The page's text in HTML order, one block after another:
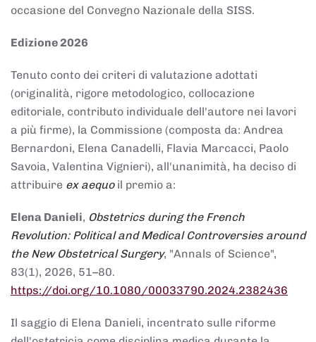
occasione del Convegno Nazionale della SISS.
Edizione 2026
Tenuto conto dei criteri di valutazione adottati
(originalità, rigore metodologico, collocazione
editoriale, contributo individuale dell'autore nei lavori
a più firme), la Commissione (composta da: Andrea
Bernardoni, Elena Canadelli, Flavia Marcacci, Paolo
Savoia, Valentina Vignieri), all'unanimità, ha deciso di
attribuire ex aequoil premio a:
Elena Danieli, Obstetrics during the French
Revolution: Political and Medical Controversies around
the New Obstetrical Surgery, "Annals of Science",
83(1), 2026, 51–80.
https://doi.org/10.1080/00033790.2024.2382436
Il saggio di Elena Danieli, incentrato sulle riforme